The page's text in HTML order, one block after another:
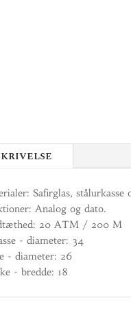
Safirglas,
Analog og dato.
20 ATM / 200 M
- diameter: 34
- diameter: 26
- bredde: 18